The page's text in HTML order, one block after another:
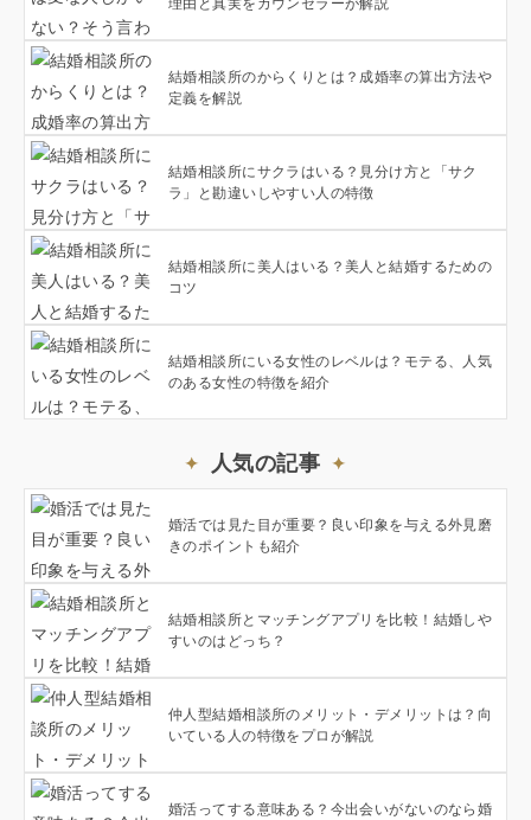
理由と真実をカウンセラーが解説
結婚相談所のからくりとは？成婚率の算出方法や
定義を解説
結婚相談所にサクラはいる？見分け方と「サク
ラ」と勘違いしやすい人の特徴
結婚相談所に美人はいる？美人と結婚するための
コツ
結婚相談所にいる女性のレベルは？モテる、人気
のある女性の特徴を紹介
人気の記事
婚活では見た目が重要？良い印象を与える外見磨
きのポイントも紹介
結婚相談所とマッチングアプリを比較！結婚しや
すいのはどっち？
仲人型結婚相談所のメリット・デメリットは？向
いている人の特徴をプロが解説
婚活ってする意味ある？今出会いがないのなら婚